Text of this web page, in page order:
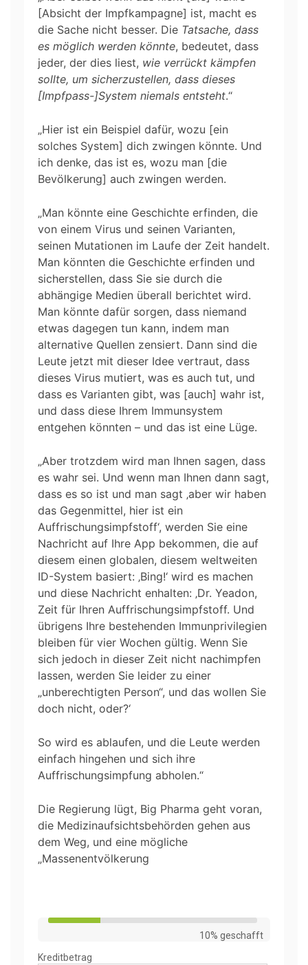
[Absicht der Impfkampagne] ist, macht es
die Sache nicht besser. Die Tatsache, dass
es möglich werden könnte, bedeutet, dass
jeder, der dies liest, wie verrückt kämpfen
sollte, um sicherzustellen, dass dieses
[Impfpass-]System niemals entsteht.“
„Hier ist ein Beispiel dafür, wozu [ein
solches System] dich zwingen könnte. Und
ich denke, das ist es, wozu man [die
Bevölkerung] auch zwingen werden.
„Man könnte eine Geschichte erfinden, die
von einem Virus und seinen Varianten,
seinen Mutationen im Laufe der Zeit handelt.
Man könnten die Geschichte erfinden und
sicherstellen, dass Sie sie durch die
abhängige Medien überall berichtet wird.
Man könnte dafür sorgen, dass niemand
etwas dagegen tun kann, indem man
alternative Quellen zensiert. Dann sind die
Leute jetzt mit dieser Idee vertraut, dass
dieses Virus mutiert, was es auch tut, und
dass es Varianten gibt, was [auch] wahr ist,
und dass diese Ihrem Immunsystem
entgehen könnten – und das ist eine Lüge.
„Aber trotzdem wird man Ihnen sagen, dass
es wahr sei. Und wenn man Ihnen dann sagt,
dass es so ist und man sagt ‚aber wir haben
das Gegenmittel, hier ist ein
Auffrischungsimpfstoff‘, werden Sie eine
Nachricht auf Ihre App bekommen, die auf
diesem einen globalen, diesem weltweiten
ID-System basiert: ‚Bing!‘ wird es machen
und diese Nachricht enhalten: ‚Dr. Yeadon,
Zeit für Ihren Auffrischungsimpfstoff. Und
übrigens Ihre bestehenden Immunprivilegien
bleiben für vier Wochen gültig. Wenn Sie
sich jedoch in dieser Zeit nicht nachimpfen
lassen, werden Sie leider zu einer
„unberechtigten Person“, und das wollen Sie
doch nicht, oder?‘
So wird es ablaufen, und die Leute werden
einfach hingehen und sich ihre
Auffrischungsimpfung abholen.“
Die Regierung lügt, Big Pharma geht voran,
die Medizinaufsichtsbehörden gehen aus
dem Weg, und eine mögliche
„Massenentvölkerung
10% geschafft
Kreditbetrag